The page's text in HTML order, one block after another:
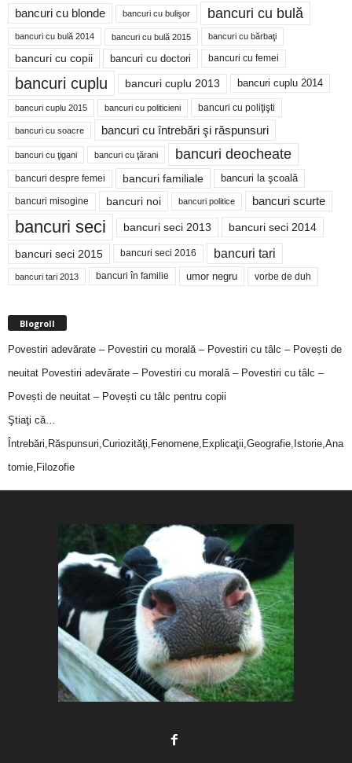
bancuri cu blonde bancuri cu bulişor bancuri cu bulă
bancuri cu bulă 2014 bancuri cu bulă 2015 bancuri cu bărbaţi
bancuri cu copii bancuri cu doctori bancuri cu femei
bancuri cuplu bancuri cuplu 2013 bancuri cuplu 2014
bancuri cuplu 2015 bancuri cu politicieni bancuri cu poliţişti
bancuri cu soacre bancuri cu întrebări şi răspunsuri
bancuri cu ţigani bancuri cu ţărani bancuri deocheate
bancuri despre femei bancuri familiale bancuri la şcoală
bancuri misogine bancuri noi bancuri politice bancuri scurte
bancuri seci bancuri seci 2013 bancuri seci 2014
bancuri seci 2015 bancuri seci 2016 bancuri tari
bancuri tari 2013 bancuri în familie umor negru vorbe de duh
Blogroll
Povestiri adevărate – Povestiri cu morală – Povestiri cu tâlc – Povești de
neuitat Povestiri adevărate – Povestiri cu morală – Povestiri cu tâlc –
Povești de neuitat – Povești cu tâlc pentru copii
Ştiaţi că…
Întrebări,Răspunsuri,Curiozităţi,Fenomene,Explicaţii,Geografie,Istorie,Ana
tomie,Filozofie